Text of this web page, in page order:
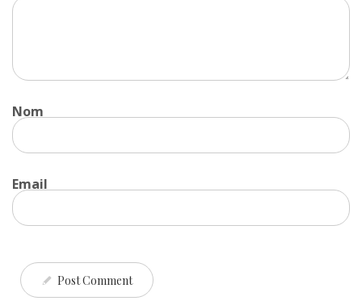
Nom
Email
Post Comment